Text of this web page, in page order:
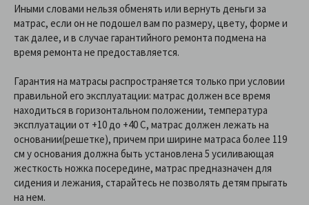
Иными словами нельзя обменять или вернуть деньги за
матрас, если он не подошел вам по размеру, цвету, форме и
так далее, и в случае гарантийного ремонта подмена на
время ремонта не предоставляется.
Гарантия на матрасы распространяется только при условии
правильной его эксплуатации: матрас должен все время
находиться в горизонтальном положении, температура
эксплуатации от +10 до +40 C, матрас должен лежать на
основании(решетке), причем при ширине матраса более 119
см у основания должна быть установлена 5 усиливающая
жесткость ножка посередине, матрас предназначен для
сидения и лежания, старайтесь не позволять детям прыгать
на нем.